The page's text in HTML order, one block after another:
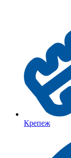
Крепеж